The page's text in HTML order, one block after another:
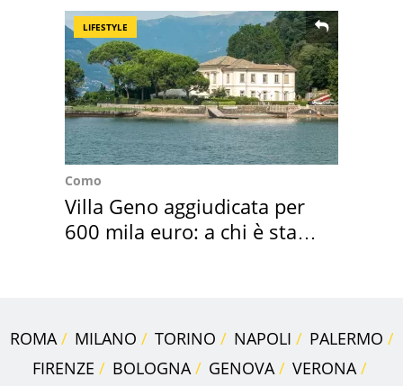
LIFESTYLE
Como
Villa Geno aggiudicata per
600 mila euro: a chi è stata
ROMA MILANO TORINO NAPOLI
PALERMO
FIRENZE
BOLOGNA GENOVA
VERONA